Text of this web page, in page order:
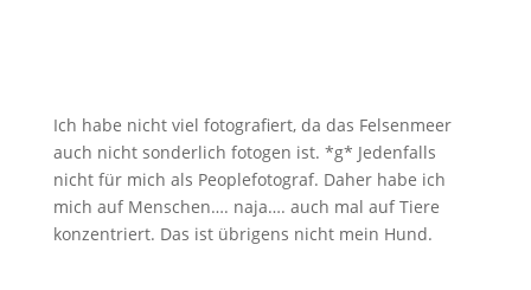
Ich habe nicht viel fotografiert, da das Felsenmeer
auch nicht sonderlich fotogen ist. *g* Jedenfalls
nicht für mich als Peoplefotograf. Daher habe ich
mich auf Menschen…. naja…. auch mal auf Tiere
konzentriert. Das ist übrigens nicht mein Hund.